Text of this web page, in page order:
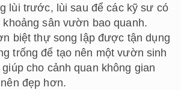
lùi trước, lùi sau để các kỹ sư có
sân vườn bao quanh.
biệt thự song lập được tận dụng
trống để tạo nên một vườn sinh
cho cảnh quan không gian
đẹp hơn.